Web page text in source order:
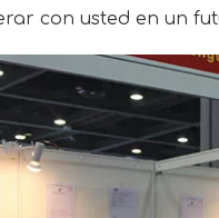
con usted en un